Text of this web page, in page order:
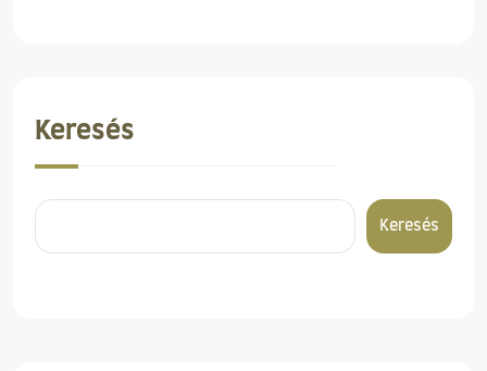
Keresés
Keresés